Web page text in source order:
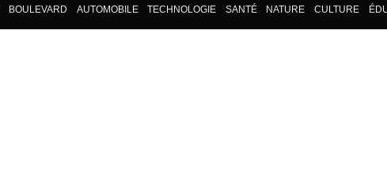
BOULEVARD AUTOMOBILE TECHNOLOGIE SANTÉ NATURE CULTURE